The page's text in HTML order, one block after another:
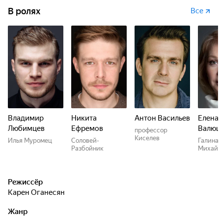
В ролях Все
Владимир
Любимцев
Илья Муромец
Никита
Ефремов
Соловей-
Разбойник
Антон Васильев
профессор
Киселев
Елена
Галина
Режиссёр
Карен Оганесян
Жанр